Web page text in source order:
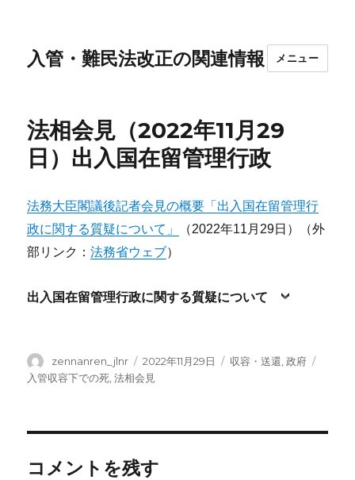
入管・難民法改正の関連情報 メニュー
法相会見（2022年11月29
日）出入国在留管理行政
法務大臣閣議後記者会見の概要「出入国在留管理行
政に関する質疑について」
（2022年11月29日）（外
部リンク：法務省ウェブ）
出入国在留管理行政に関する質疑について
投
稿
zennanren_jlnr
投
稿
2022年11月29日
カ
収容・送還 ,政府
入管収容下での死 ,法相会見
コメントを残す